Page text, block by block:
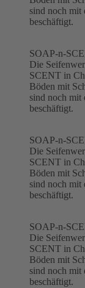
sind noch mit
beschäftigt.
SOAP-n-
Die
SCENT in
Böden mit
sind noch mit
beschäftigt.
SOAP-n-
Die
SCENT in
Böden mit
sind noch mit
beschäftigt.
SOAP-n-
Die
SCENT in
Böden mit
sind noch mit
beschäftigt.